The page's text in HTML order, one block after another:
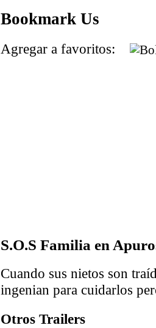
Bookmark Us
Agregar a favoritos:
S.O.S Familia en
Cuando sus nietos son
ingenian para cuidarlos
Otros Trailers